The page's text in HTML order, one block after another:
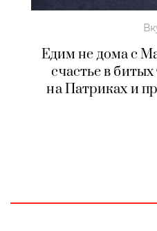
Едим не дома с
счастье в
на Патриках и